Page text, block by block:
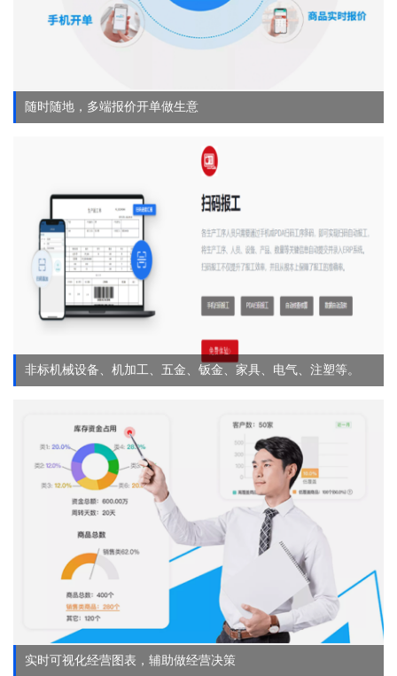
随时随地，多端报价开单做生意
非标机械设备、机加工、五金、钣金、家具、电气、注塑等。
实时可视化经营图表，辅助做经营决策